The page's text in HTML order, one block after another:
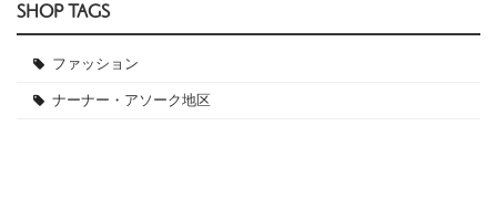
SHOP TAGS
ファッション
ナーナー・アソーク地区